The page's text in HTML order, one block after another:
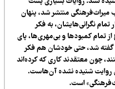
منتشر شد، پنهان
به فکر
کمبودها و بی‌مهری‌ها، پای
شد، حتی خودشان هم فکر
معتقدند کاری که کرده‌اند
شنیده نشده آن‌هاست.
است.